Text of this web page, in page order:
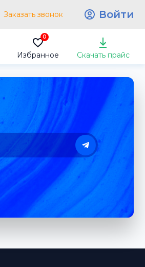
Заказать звонок Войти
0
Избранное Скачать прайс